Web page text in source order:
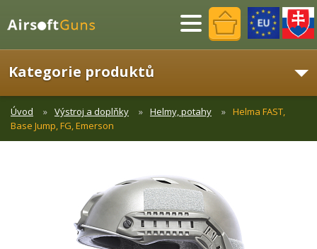
Menu
Kategorie produktů
Úvod Výstroj a doplňky Helmy, potahy
Helma FAST,
Base Jump, FG, Emerson